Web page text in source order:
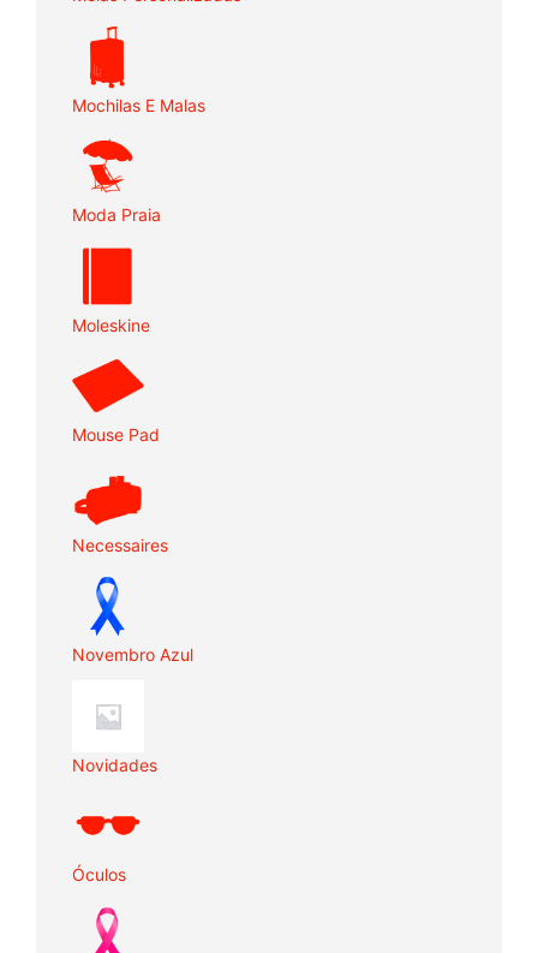
Mochilas E Malas
Moda Praia
Moleskine
Mouse Pad
Necessaires
Novembro Azul
Novidades
Óculos